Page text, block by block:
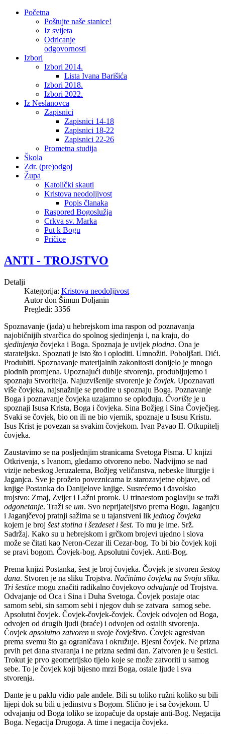
Početna
Poštujte naše stanice!
Iz svijeta
Odricanje
odgovornosti
Izbori
Izbori 2014.
Lista Ivana Barišića
Izbori 2018.
Izbori 2022.
Iz Neslanovca
Zapisnici
Zapisnici 14-18
Zapisnici 18-22
Zapisnici 22-26
Prometna studija
Škola
Zdr. (pre)odgoj
Župa
Katolički skauti
Kristova neodoljivost
Popis članaka
Raspored Bogoslužja
Crkva sv. Marka
Put k Bogu
Pričice
ANTI - TROJSTVO
Detalji
Kategorija: Kristova neodoljivost
Autordon Šimun Doljanin
Pregledi: 3356
Spoznavanje (jada) u hebrejskom ima raspon od poznavanja
najobičnijih stvarčica do spolnog sjedinjenja i, na kraju, do
sjedinjenja čovjeka i Boga. Spoznaja je uvijek plodna. Ona je
starateljska. Spoznati je isto što i oploditi. Umnožiti. Poboljšati. Dići.
Produbiti. Spoznavanje materijalnih zakonitosti donijelo je mnogo
plodnih promjena. Upoznajući dublje stvorenja, produbljujemo i
spoznaju Stvoritelja. Najuzvišenije stvorenje je čovjek. Upoznavati
više čovjeka, najsnažnije se prodire u spoznaju Boga. Poznavanje
Boga i poznavanje čovjeka uzajamno se oplođuju. Čvorište je u
spoznaji Isusa Krista, Boga i čovjeka. Sina Božjeg i Sina Čovječjeg.
Svaki se čovjek, bio on ili ne bio vjernik, spoznaje u Isusu Kristu.
Isus Krist je povezan sa svakim čovjekom. Ivan Pavao II. Otkupitelj
čovjeka.
Zaustavimo se na posljednjim stranicama Svetoga Pisma. U knjizi
Otkrivenja, s Ivanom, gledamo otvoreno nebo. Nadvijmo se nad
vizije nebeskog Jeruzalema, Božjeg veličanstva, nebeske liturgije i
Jaganjca. Sve je prožeto poveznicama iz starozavjetne objave, od
knjige Postanka do Danijelove knjige. Susrećemo i đavolsko
trojstvo: Zmaj, Zvijer i Lažni prorok. U trinaestom poglavlju se traži
odgonetanje. Traži se um. Svo neprijateljstvo prema Bogu, Jaganjcu
i Jaganjčevoj pratnji sažima se u tajanstveni lik jednog čovjeka
kojem je broj šest stotina i šezdeset i šest. To mu je ime. Srž.
Sadržaj. Kako su u hebrejskom i grčkom brojevi ujedno i slova
može se čitati kao Neron-Cezar ili Cezar-bog. To bi bio čovjek koji
se pravi bogom. Čovjek-bog. Apsolutni čovjek. Anti-Bog.
Prema knjizi Postanka, šest je broj čovjeka. Čovjek je stvoren šestog
dana. Stvoren je na sliku Trojstva. Načinimo čovjeka na Svoju sliku.
Tri šestice mogu značiti radikalno čovjekovo odvajanje od Trojstva.
Odvajanje od Oca i Sina i Duha Svetoga. Čovjek postaje otac
samom sebi, sin samom sebi i njegov duh se zatvara samog sebe.
Apsolutni čovjek. Čovjek-čovjek-čovjek. Čovjek odvojen od Boga,
odvojen od drugih ljudi (braće) i odvojen od ostalih stvorenja.
Čovjek apsolutno zatvoren u svoje čovještvo. Čovjek agresivan
prema svemu što ga ograničava i okružuje. Bjesni čovjek. Ne prizna
prvih pet dana stvaranja i ne prizna sedmi dan. Zatvoren je u šestici.
Trokut je prvo geometrijsko tijelo koje se može zatvoriti u samog
sebe. To je čovjek koji bijesno mrzi Boga, ostale ljude i sva
stvorenja.
Dante je u paklu vidio pale anđele. Bili su toliko ružni koliko su bili
lijepi dok su bili u jedinstvu s Bogom. Slično je i sa čovjekom. U
odvajanju od Boga toliko se izopačuje da opstaje anti-Bog. Negacija
Boga. Negacija Drugoga. A time i negacija čovjeka.